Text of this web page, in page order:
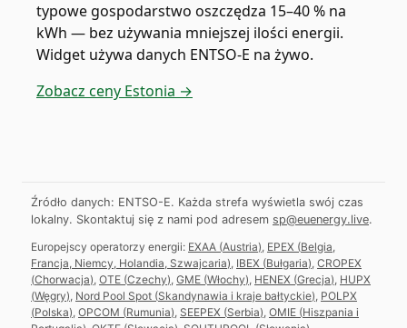
typowe gospodarstwo oszczędza 15–40 % na
kWh — bez używania mniejszej ilości energii.
Widget używa danych ENTSO-E na żywo.
Zobacz ceny Estonia →
Źródło danych: ENTSO-E. Każda strefa wyświetla swój czas
lokalny. Skontaktuj się z nami pod adresem sp@euenergy.live.
Europejscy operatorzy energii: EXAA (Austria), EPEX (Belgia,
Francja, Niemcy, Holandia, Szwajcaria), IBEX (Bułgaria), CROPEX
(Chorwacja), OTE (Czechy), GME (Włochy), HENEX (Grecja), HUPX
(Węgry), Nord Pool Spot (Skandynawia i kraje bałtyckie), POLPX
(Polska), OPCOM (Rumunia), SEEPEX (Serbia), OMIE (Hiszpania i